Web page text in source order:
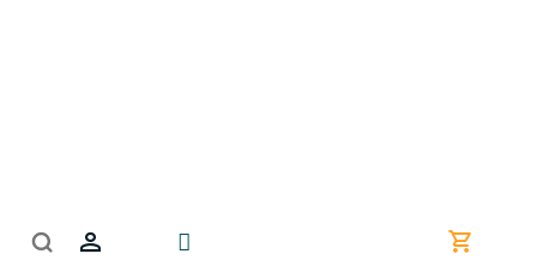
Nákupní